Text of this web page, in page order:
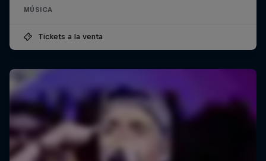
MÚSICA
Tickets a la venta